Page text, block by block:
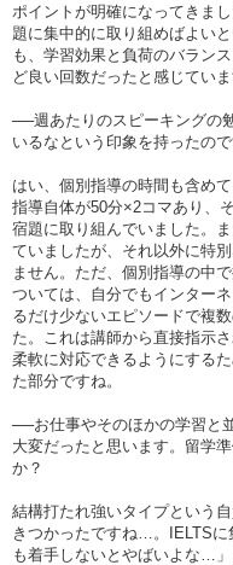
ポイントが明確になってきま
題に集中的に取り組めばよい
も、学習効果と負荷のバラン
ど良い回数だったと感じていま
──週あたりのスピーキングの
いるなという印象を持ったの
はい、個別指導の時間も含め
指導自体が50分×2コマあり、
宿題に取り組んでいました。
ていましたが、それ以外に特
ません。ただ、個別指導の中
ついては、自分でもインター
るだけ少ないエピソードで複
た。これは講師から直接指示
柔軟に対応できるようにする
た部分ですね。
──お仕事やそのほかの学習と
大変だったと思います。留学
か？
結構打たれ強いタイプという
きつかったですね…。IELTSに
も着手しないとやばいよな…